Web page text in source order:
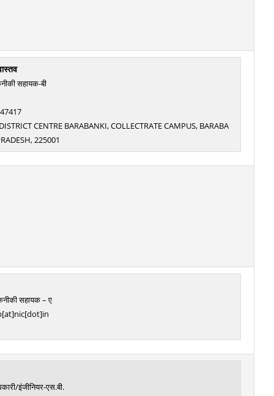
सहायक-बी
CENTRE BARABANKI, COLLECTRATE CAMPUS, BARABA
225001
सहायक – ए
इंजीनियर-एस.बी.